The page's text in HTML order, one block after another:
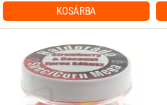
KOSÁRBA